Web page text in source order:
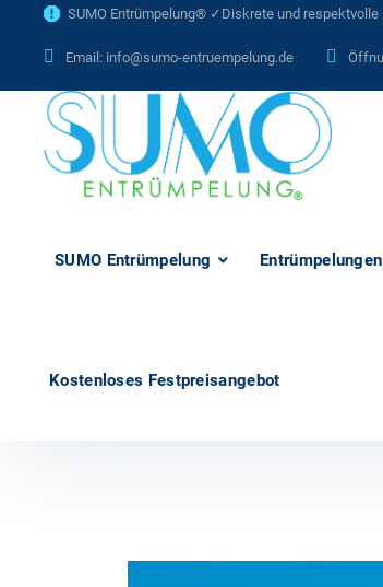
SUMO Entrümpelung® ✓Diskrete und
Email: info@sumo-entruempelung.de
SUMO Entrümpelung Entrümpelungen
Kostenloses Festpreisangebot